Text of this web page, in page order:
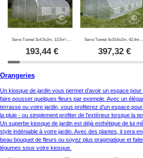
193,44€ 397,32€
Orangeries
Un kiosque de jardin vous permet d’avoir un espace
faire pousser quelques fleurs par exemple. Avec un
terrasse ou votre jardin, vous profiterez d’un espace
la pluie - ou simplement profiter de l’extérieur lorsque la
Un superbe kiosque de jardin est déjà esthétique de lui
style indéniable à votre jardin. Avec des plantes, il sera
beau bouquet de fleurs ou soyez plus pragmatique et
légumes sous votre kiosque.